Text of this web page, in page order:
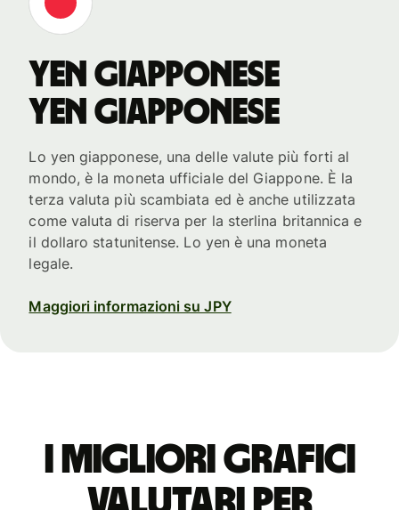
yen giapponese
yen giapponese
Lo yen giapponese, una delle valute più forti al
mondo, è la moneta ufficiale del Giappone. È la
terza valuta più scambiata ed è anche utilizzata
come valuta di riserva per la sterlina britannica e
il dollaro statunitense. Lo yen è una moneta
legale.
Maggiori informazioni su JPY
I migliori grafici